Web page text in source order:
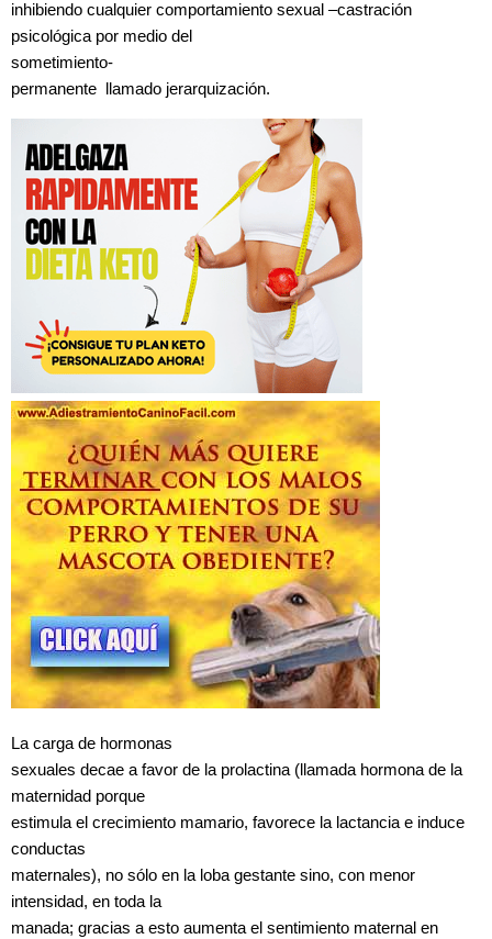
inhibiendo cualquier comportamiento sexual –castración
psicológica por medio del
sometimiento-
permanente llamado jerarquización.
La carga de hormonas
sexuales decae a favor de la prolactina (llamada hormona de la
maternidad porque
estimula el crecimiento mamario, favorece la lactancia e induce
conductas
maternales), no sólo en la loba gestante sino, con menor
intensidad, en toda la
manada; gracias a esto aumenta el sentimiento maternal en